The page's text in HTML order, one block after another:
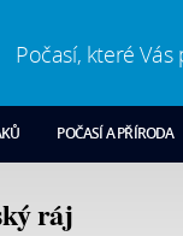
Počasí, které Vás
POČASÍ A PŘÍRODA
ráj